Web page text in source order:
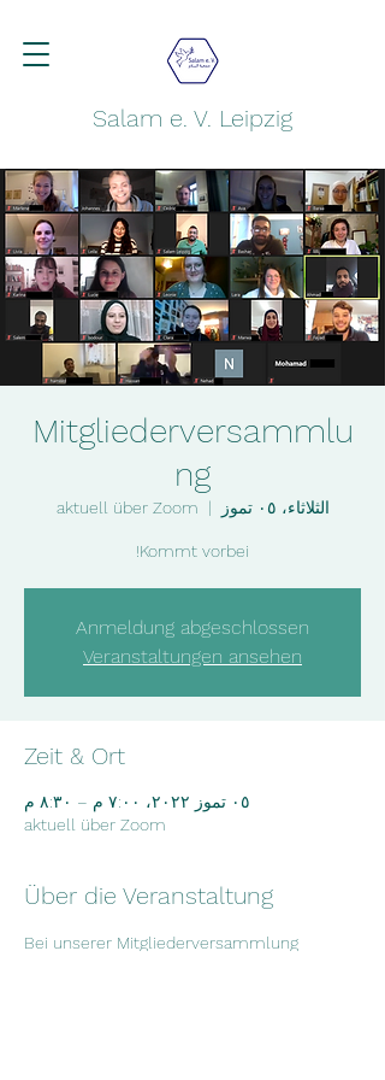
Salam e. V. Leipzig
Mitgliederversammlu
ng
الثلاثاء، ٠٥ تموز
  |
aktuell über Zoom
Kommt vorbei!
Anmeldung abgeschlossen
Veranstaltungen ansehen
Zeit & Ort
٠٥ تموز ٢٠٢٢، ٧:٠٠ م – ٨:٣٠ م
aktuell über Zoom
Über die Veranstaltung
Bei unserer Mitgliederversammlung